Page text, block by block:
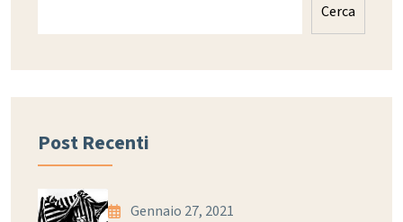
Cerca
Post Recenti
Gennaio 27, 2021